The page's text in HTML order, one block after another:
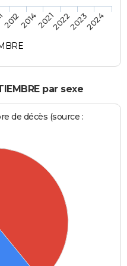
201220142021202220232024
par sexe
de décès (source :